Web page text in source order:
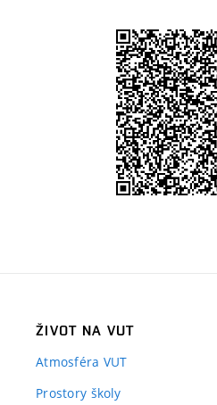
ŽIVOT NA VUT
Atmosféra VUT
Prostory školy